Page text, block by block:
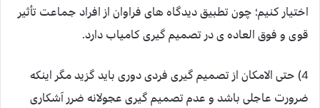
اختیار کنیم؛ چون تطبیق دیدگاه های فراوان از افراد جماعت تأثیر
قوی و فوق العاده ی در تصمیم گیری کامیاب دارد.
4) حتی الامکان از تصمیم گیری فردی دوری باید گزید مگر اینکه
ضرورت عاجلی باشد و عدم تصمیم گیری عجولانه ضرر آشکاری